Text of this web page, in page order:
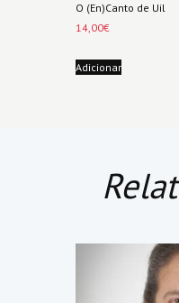
O (En)Canto de Uil
14,00€
Adicionar